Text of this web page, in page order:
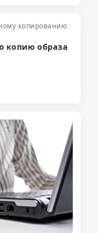
копированию
копию образа